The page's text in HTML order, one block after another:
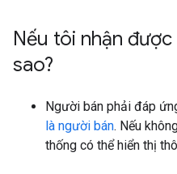
Nếu tôi nhận
sao?
Người bán phải đáp
là người bán. Nếu
thống có thể hiển thị